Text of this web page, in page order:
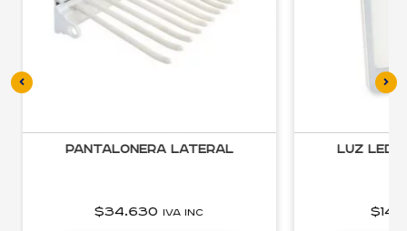
Pantalonera Lateral
$34.630 IVA inc
Luz Led
$